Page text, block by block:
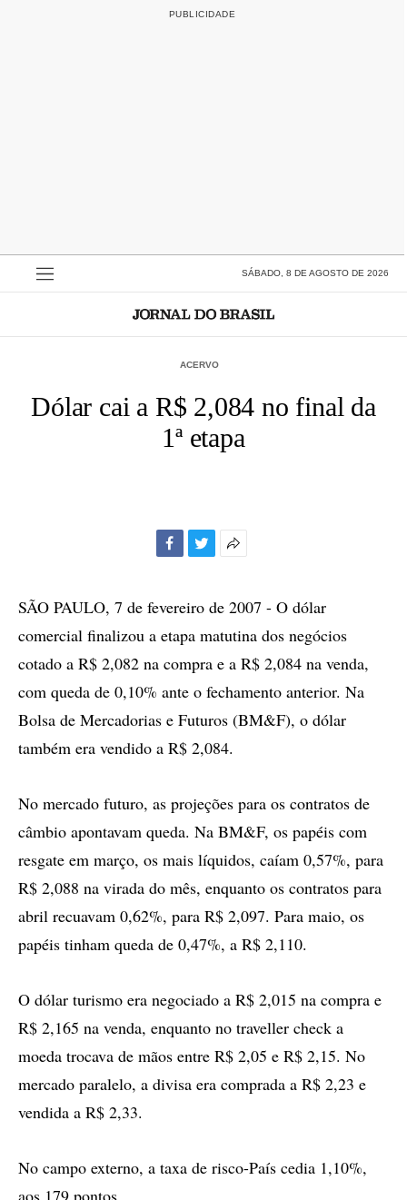
SÁBADO, 8 DE AGOSTO DE 2026
ACERVO
Dólar cai a R$ 2,084 no final da
1ª etapa
compartilhamento
SÃO PAULO, 7 de fevereiro de 2007 - O dólar
comercial finalizou a etapa matutina dos negócios
cotado a R$ 2,082 na compra e a R$ 2,084 na venda,
com queda de 0,10% ante o fechamento anterior. Na
Bolsa de Mercadorias e Futuros (BM&F), o dólar
também era vendido a R$ 2,084.
No mercado futuro, as projeções para os contratos de
câmbio apontavam queda. Na BM&F, os papéis com
resgate em março, os mais líquidos, caíam 0,57%, para
R$ 2,088 na virada do mês, enquanto os contratos para
abril recuavam 0,62%, para R$ 2,097. Para maio, os
papéis tinham queda de 0,47%, a R$ 2,110.
O dólar turismo era negociado a R$ 2,015 na compra e
R$ 2,165 na venda, enquanto no traveller check a
moeda trocava de mãos entre R$ 2,05 e R$ 2,15. No
mercado paralelo, a divisa era comprada a R$ 2,23 e
vendida a R$ 2,33.
No campo externo, a taxa de risco-País cedia 1,10%,
aos 179 pontos.